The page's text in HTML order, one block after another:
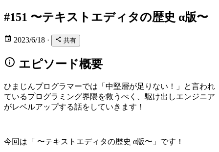
#151 〜テキストエディタの歴史 α版〜
2023/6/18 · 共有
エピソード概要
ひまじんプログラマーでは「中堅層が足りない！」と言われ
ているプログラミング界隈を救うべく、駆け出しエンジニア
がレベルアップする話をしていきます！
今回は「 〜テキストエディタの歴史 α版〜」です！